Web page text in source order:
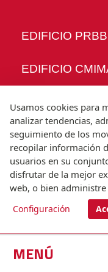
MENÚ
EDIFICIO PRBB
EDIFICIO
SÍGUENOS
©
Usamos cookies para
analizar tendencias,
seguimiento de los
recopilar información
usuarios en su
disfrutar de la mejor
web, o bien administre
Configuración